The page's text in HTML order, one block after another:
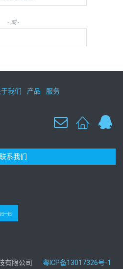
- 或 -
我们 产品 服务
联系我们
一扫
有限公司 粤ICP备13017326号-1